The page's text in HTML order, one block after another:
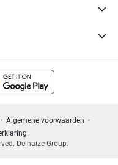
Algemene voorwaarden
Delhaize Group.